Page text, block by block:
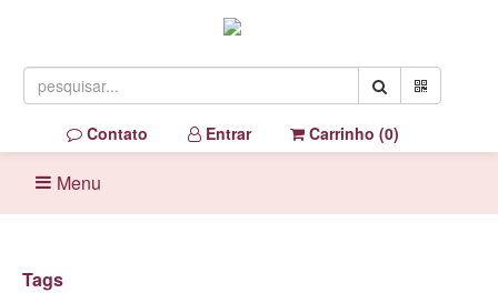
Contato Entrar Carrinho (0)
Menu
Tags